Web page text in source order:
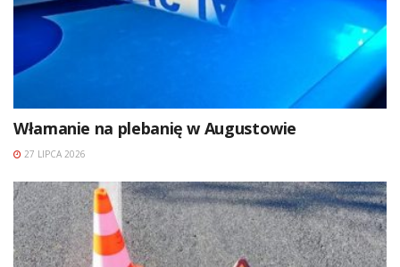
Włamanie na plebanię w Augustowie
27 LIPCA 2026